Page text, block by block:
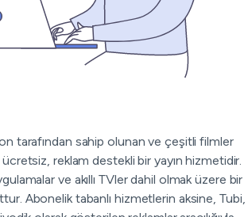
tarafından sahip olunan ve çeşitli filmler
reklam destekli bir yayın hizmetidir.
ve akıllı TVler dahil olmak üzere bir
Abonelik tabanlı hizmetlerin aksine, Tubi,